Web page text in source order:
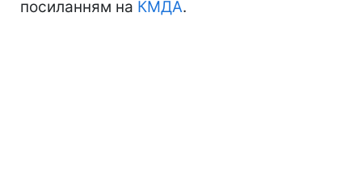
посиланням на КМДА.